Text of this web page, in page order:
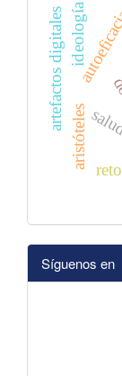
aristóteles
artefactos digitalesideología
Síguenos en